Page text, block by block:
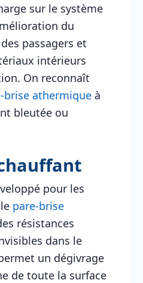
sur le système
du
passagers et
intérieurs
On reconnaît
brise athermique à
bleutée ou
pour les
pare-brise
résistances
dans le
un dégivrage
de toute la surface